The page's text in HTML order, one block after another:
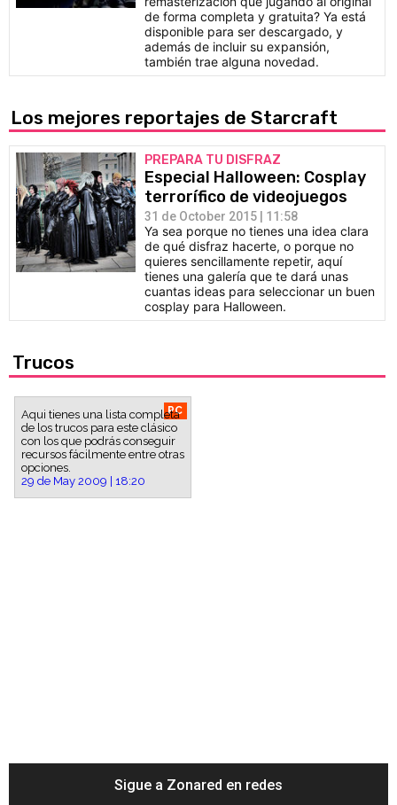
de forma completa y gratuita? Ya está
disponible para ser descargado, y
además de incluir su expansión,
también trae alguna novedad.
Los mejores reportajes de Starcraft
PREPARA TU DISFRAZ
Especial Halloween: Cosplay
terrorífico de videojuegos
31 de October 2015 | 11:58
Ya sea porque no tienes una idea clara
de qué disfraz hacerte, o porque no
quieres sencillamente repetir, aquí
tienes una galería que te dará unas
cuantas ideas para seleccionar un buen
cosplay para Halloween.
Trucos
PC
Aqui tienes una lista completa
de los trucos para este clásico
con los que podrás conseguir
recursos fácilmente entre otras
opciones.
29 de May 2009 | 18:20
Sigue a Zonared en redes